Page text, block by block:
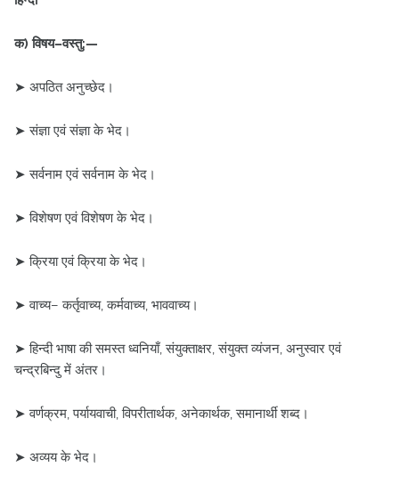
क) विषय–वस्तु:—
➤ अपठित अनुच्छेद।
➤ संज्ञा एवं संज्ञा के भेद।
➤ सर्वनाम एवं सर्वनाम के भेद।
➤ विशेषण एवं विशेषण के भेद।
➤ क्रिया एवं क्रिया के भेद।
➤ वाच्य– कर्तृवाच्य, कर्मवाच्य, भाववाच्य।
➤ हिन्दी भाषा की समस्त ध्वनियाँ, संयुक्ताक्षर, संयुक्त व्यंजन, अनुस्वार एवं
चन्द्रबिन्दु में अंतर।
➤ वर्णक्रम, पर्यायवाची, विपरीतार्थक, अनेकार्थक, समानार्थी शब्द।
➤ अव्यय के भेद।